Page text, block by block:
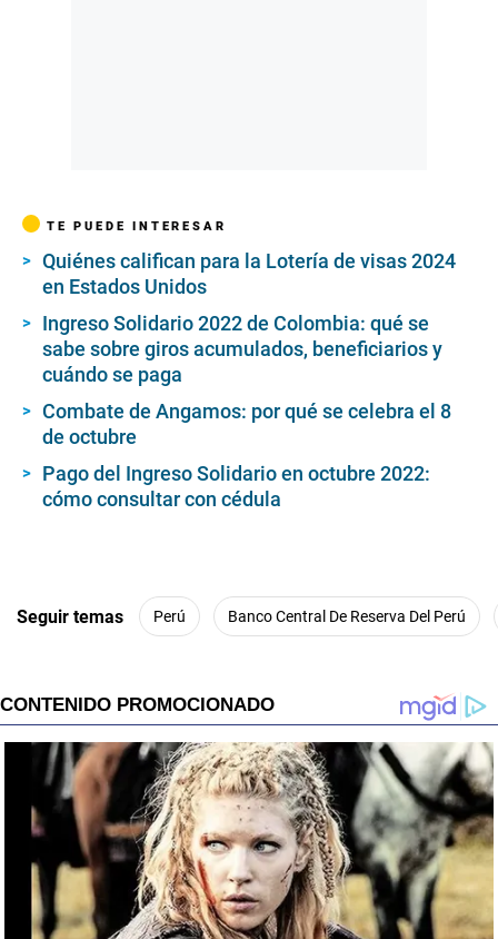
TE PUEDE INTERESAR
Quiénes califican para la Lotería de visas 2024
en Estados Unidos
Ingreso Solidario 2022 de Colombia: qué se
sabe sobre giros acumulados, beneficiarios y
cuándo se paga
Combate de Angamos: por qué se celebra el 8
de octubre
Pago del Ingreso Solidario en octubre 2022:
cómo consultar con cédula
Seguir temas Perú Banco Central De Reserva Del Perú